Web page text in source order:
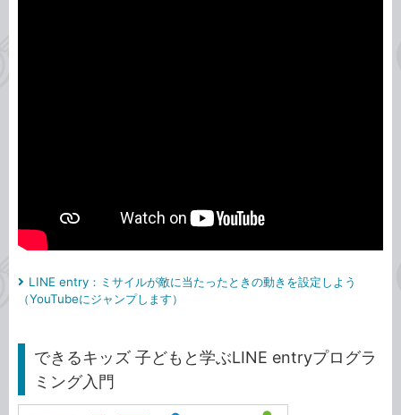
LINE entry：ミサイルが敵に当たったときの動きを設定しよう
（YouTubeにジャンプします）
できるキッズ 子どもと学ぶLINE entryプログラ
ミング入門